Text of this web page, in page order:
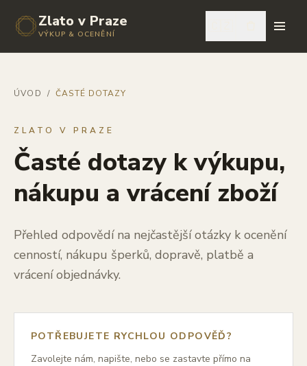
Zlato v Praze
VÝKUP & OCENĚNÍ
ÚVOD / ČASTÉ DOTAZY
ZLATO V PRAZE
Časté dotazy k výkupu,
nákupu a vrácení zboží
Přehled odpovědí na nejčastější otázky k ocenění
cenností, nákupu šperků, dopravě, platbě a
vrácení objednávky.
POTŘEBUJETE RYCHLOU ODPOVĚĎ?
Zavolejte nám, napište, nebo se zastavte přímo na